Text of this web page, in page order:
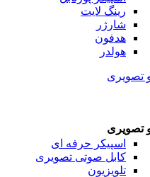
رینگ لایت
شارژر
هدفون
هولدر
تصویری
تصویری
اسپیکر حرفه ای
کابل صوتی تصویری
تلویزیون